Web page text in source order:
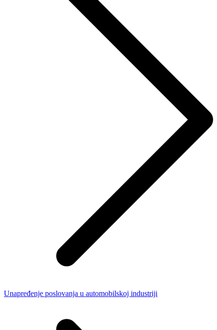
Unapređenje poslovanja u automobilskoj industriji